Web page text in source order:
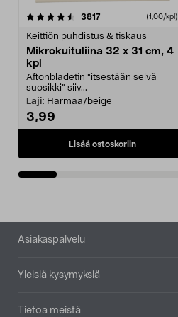
3817arvostelut (1,00/kpl)
Keittiön puhdistus & tiskaus
Mikrokuituliina 32 x 31 cm, 4
kpl
Aftonbladetin "itsestään selvä
suosikki" siiv...
Laji: Harmaa/beige
3,99
Lisää ostoskoriin
4.5viidestä
Alatunniste
Asiakaspalvelu
Yleisiä kysymyksiä
Tietoa meistä